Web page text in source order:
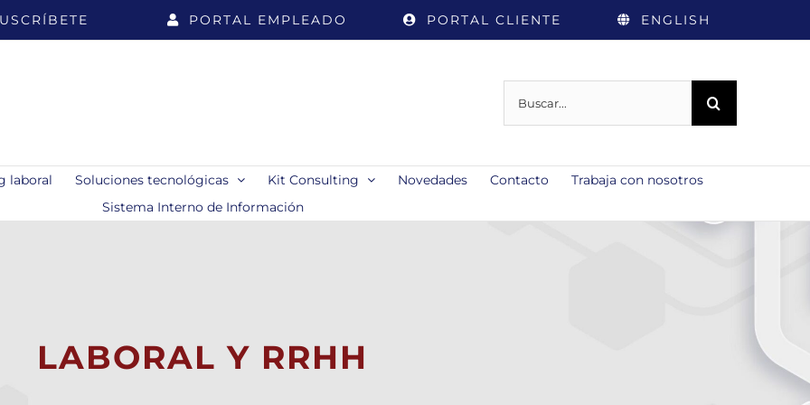
PORTAL EMPLEADO PORTAL CLIENTE ENGLISH
laboral Soluciones tecnológicas Kit Consulting Novedades Contacto
Trabaja con nosotros
Sistema Interno de Información
LABORAL Y RRHH